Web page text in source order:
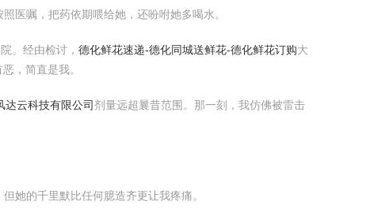
医嘱，把药依期喂给她，还吩咐她多喝水。
。经由检讨， 德化鲜花速递-德化同城送鲜花-德化鲜花订购大
，简直是我。
云科技有限公司剂量远超曩昔范围。那一刻，我仿佛被雷击
她的千里默比任何臆造齐更让我疼痛。